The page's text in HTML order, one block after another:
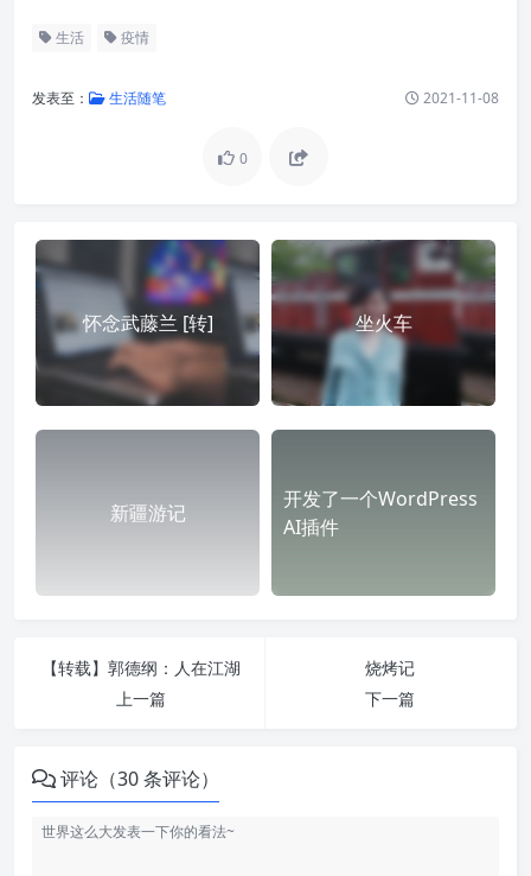
生活 疫情
发表至： 生活随笔 2021-11-08
0
怀念武藤兰 [转] 坐火车
新疆游记
开发了一个WordPress
AI插件
【转载】郭德纲：人在江湖
上一篇
烧烤记
下一篇
评论（30 条评论）